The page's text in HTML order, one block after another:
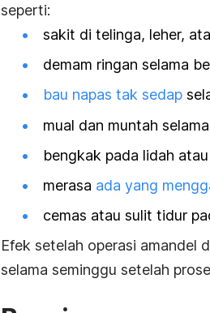
seperti:
sakit di telinga, leher,
demam ringan selama
bau napas tak sedap
mual dan muntah
bengkak pada lidah
merasa ada yang
cemas atau sulit tidur
Efek setelah operasi amandel
selama seminggu setelah